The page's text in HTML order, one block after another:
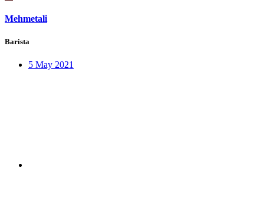
Mehmetali
Barista
5 May 2021